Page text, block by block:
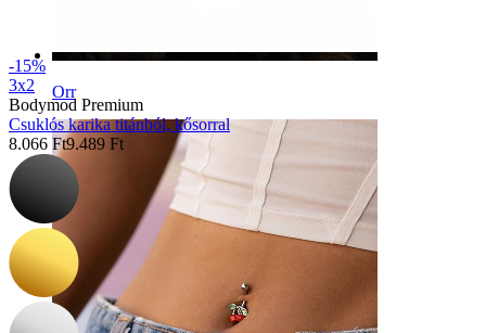
Orr
-15%
3x2
Bodymod Premium
Csuklós karika titánból, kősorral
8.066 Ft9.489 Ft